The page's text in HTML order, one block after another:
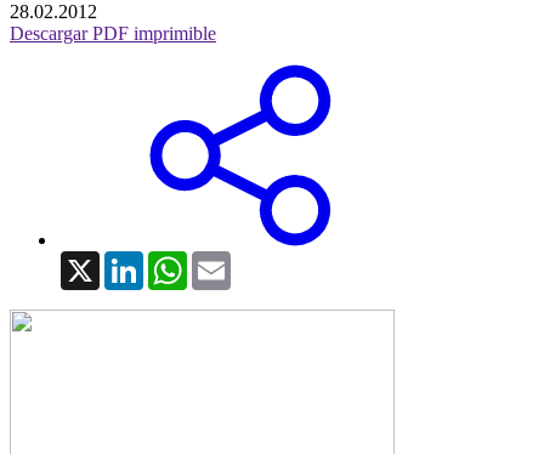
28.02.2012
Descargar PDF imprimible
X LinkedInWhatsApp